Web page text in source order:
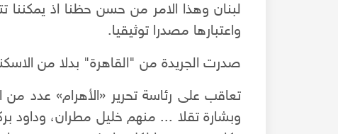
لبنان وهذا الامر من حسن حظنا اذ يمكننا
واعتبارها مصدرا توثيقيا.
صدرت الجريدة من "القاهرة" بدلا من
تعاقب على رئاسة تحرير «الأهرام» عدد من